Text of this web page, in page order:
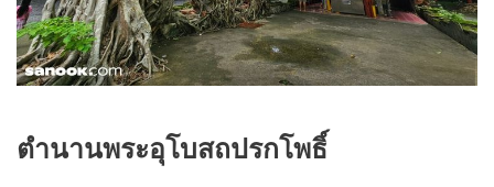
ตำนานพระอุโบสถปรกโพธิ์